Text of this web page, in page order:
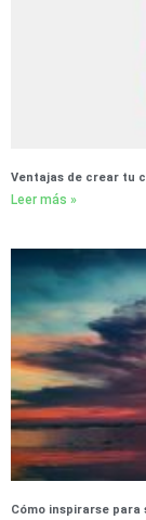
Ventajas de crear tu
Leer más »
Cómo inspirarse para